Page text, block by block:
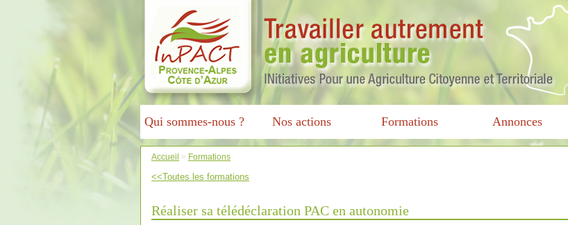
Qui sommes-nous ? Nos actions Formations Annonces
Accueil > Formations
<<Toutes les formations
Réaliser sa télédéclaration PAC en autonomie